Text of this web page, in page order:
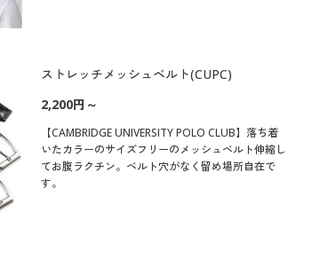
ストレッチメッシュベルト(CUPC)
2,200円～
【CAMBRIDGE UNIVERSITY POLO CLUB】落ち着
いたカラーのサイズフリーのメッシュベルト伸縮し
てお腹ラクチン。ベルト穴がなく留め場所自在で
す。